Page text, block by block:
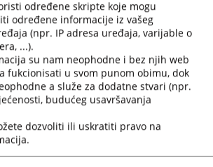
and
select
a
date.
Press
the
question
mark
key
određene skripte koje mogu
određene informacije iz vašeg
(npr. IP adresa uređaja, varijable o
...).
su nam neophodne i bez njih web
fukcionisati u svom punom obimu, dok
a služe za dodatne stvari (npr.
budućeg usavršavanja
dozvoliti ili uskratiti pravo na